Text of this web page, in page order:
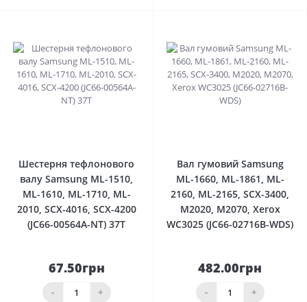
Шестерня тефлонового
валу Samsung ML-1510,
ML-1610, ML-1710, ML-
2010, SCX-4016, SCX-4200
(JC66-00564A-NT) 37T
67.50грн
- +
Вал гумовий Samsung
ML-1660, ML-1861, ML-
2160, ML-2165, SCX-3400,
M2020, M2070, Xerox
WC3025 (JC66-02716B-WDS)
482.00грн
- +